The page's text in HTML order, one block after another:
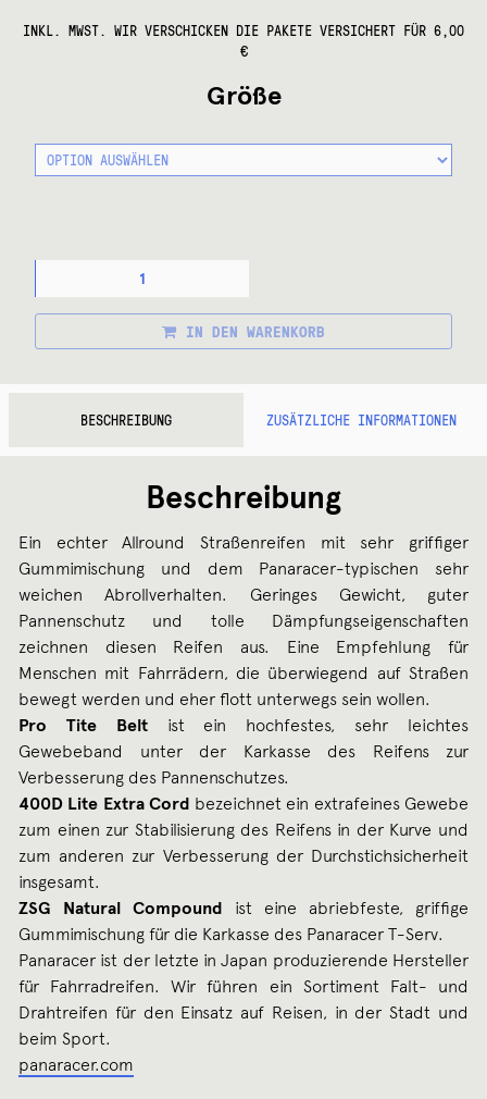
INKL. MWST. WIR VERSCHICKEN DIE PAKETE VERSICHERT FÜR 6,00
€
Größe
SERV
FALTREIFEN
IN DEN WARENKORB
BESCHREIBUNG ZUSÄTZLICHE INFORMATIONEN
Beschreibung
Ein echter Allround Straßenreifen mit sehr griffiger
Gummimischung und dem Panaracer-typischen sehr
weichen Abrollverhalten. Geringes Gewicht, guter
Pannenschutz und tolle Dämpfungseigenschaften
zeichnen diesen Reifen aus. Eine Empfehlung für
Menschen mit Fahrrädern, die überwiegend auf Straßen
bewegt werden und eher flott unterwegs sein wollen.
Pro Tite Beltist ein hochfestes, sehr leichtes
Gewebeband unter der Karkasse des Reifens zur
Verbesserung des Pannenschutzes.
400D Lite Extra Cord bezeichnet ein extrafeines Gewebe
zum einen zur Stabilisierung des Reifens in der Kurve und
zum anderen zur Verbesserung der Durchstichsicherheit
insgesamt.
ZSG Natural Compound ist eine abriebfeste, griffige
Gummimischung für die Karkasse des Panaracer T-Serv.
Panaracer ist der letzte in Japan produzierende Hersteller
für Fahrradreifen. Wir führen ein Sortiment Falt- und
Drahtreifen für den Einsatz auf Reisen, in der Stadt und
beim Sport.
panaracer.com